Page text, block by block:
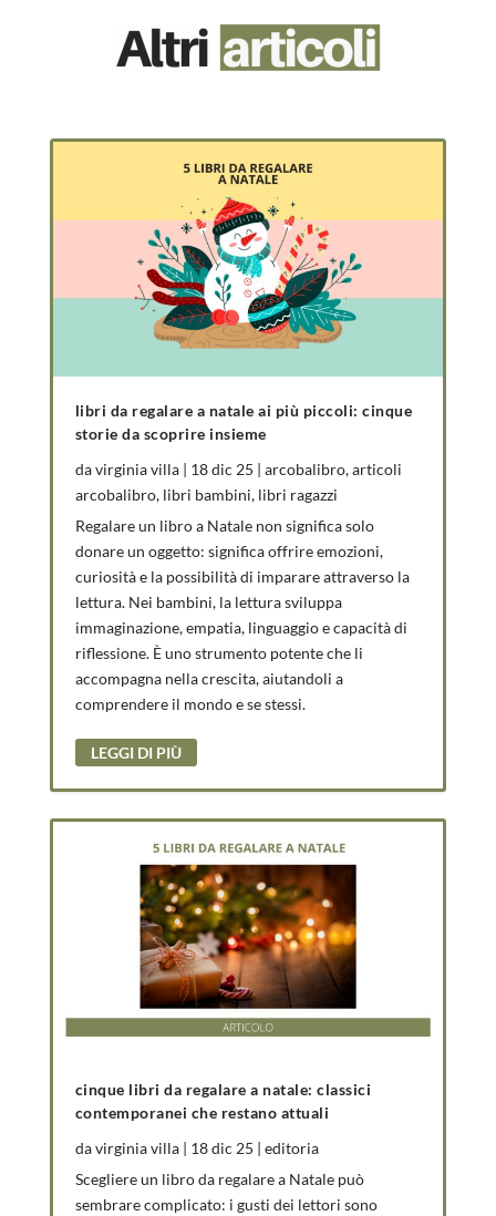
libri da regalare a natale ai più piccoli: cinque
storie da scoprire insieme
davirginia villa| 18 dic 25 | arcobalibro,articoli
arcobalibro, libri bambini, libri ragazzi
Regalare un libro a Natale non significa solo
donare un oggetto: significa offrire emozioni,
curiosità e la possibilità di imparare attraverso la
lettura. Nei bambini, la lettura sviluppa
immaginazione, empatia, linguaggio e capacità di
riflessione. È uno strumento potente che li
accompagna nella crescita, aiutandoli a
comprendere il mondo e se stessi.
LEGGI DI PIÙ
cinque libri da regalare a natale: classici
contemporanei che restano attuali
davirginia villa| 18 dic 25 | editoria
Scegliere un libro da regalare a Natale può
sembrare complicato: i gusti dei lettori sono